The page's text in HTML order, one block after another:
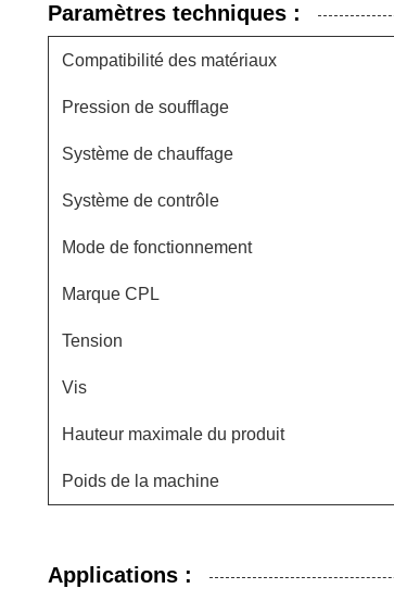
Paramètres techniques :
Compatibilité des matériaux
Pression de soufflage
Système de chauffage
Système de contrôle
Mode de fonctionnement
Marque CPL
Tension
Vis
Hauteur maximale du produit
Poids de la machine
Applications :